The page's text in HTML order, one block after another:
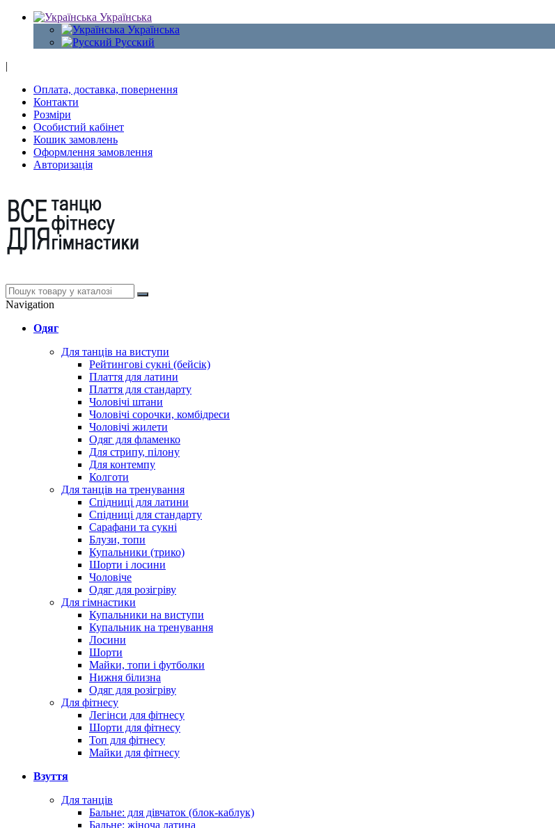
Українська
Українська
Русский
|
Оплата, доставка, повернення
Контакти
Розміри
Особистий кабінет
Кошик замовлень
Оформлення замовлення
Авторизація
Navigation
Одяг
Для танців на виступи
Рейтингові сукні (бейсік)
Плаття для латини
Плаття для стандарту
Чоловічі штани
Чоловічі сорочки, комбідреси
Чоловічі жилети
Одяг для фламенко
Для стрипу, пілону
Для контемпу
Колготи
Для танців на тренування
Спідниці для латини
Спідниці для стандарту
Сарафани та сукні
Блузи, топи
Купальники (трико)
Шорти і лосини
Чоловіче
Одяг для розігріву
Для гімнастики
Купальники на виступи
Купальник на тренування
Лосини
Шорти
Майки, топи і футболки
Нижня білизна
Одяг для розігріву
Для фітнесу
Легінси для фітнесу
Шорти для фітнесу
Топ для фітнесу
Майки для фітнесу
Взуття
Для танців
Бальне: для дівчаток (блок-каблук)
Бальне: жіноча латина